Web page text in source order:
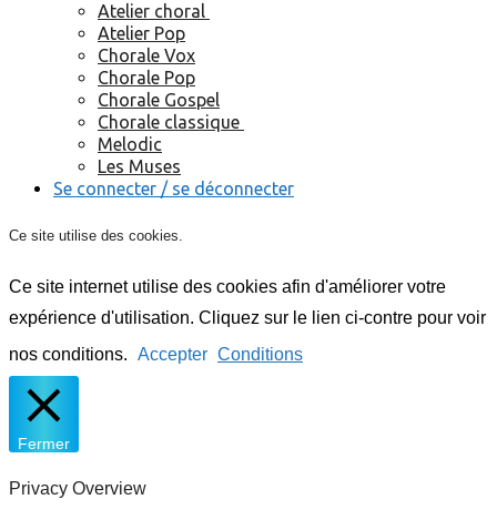
Atelier choral
Atelier Pop
Chorale Vox
Chorale Pop
Chorale Gospel
Chorale classique
Melodic
Les Muses
Se connecter / se déconnecter
Ce site utilise des cookies.
Ce site internet utilise des cookies afin d'améliorer votre
expérience d'utilisation. Cliquez sur le lien ci-contre pour voir
nos conditions. Accepter Conditions
Fermer
Privacy Overview